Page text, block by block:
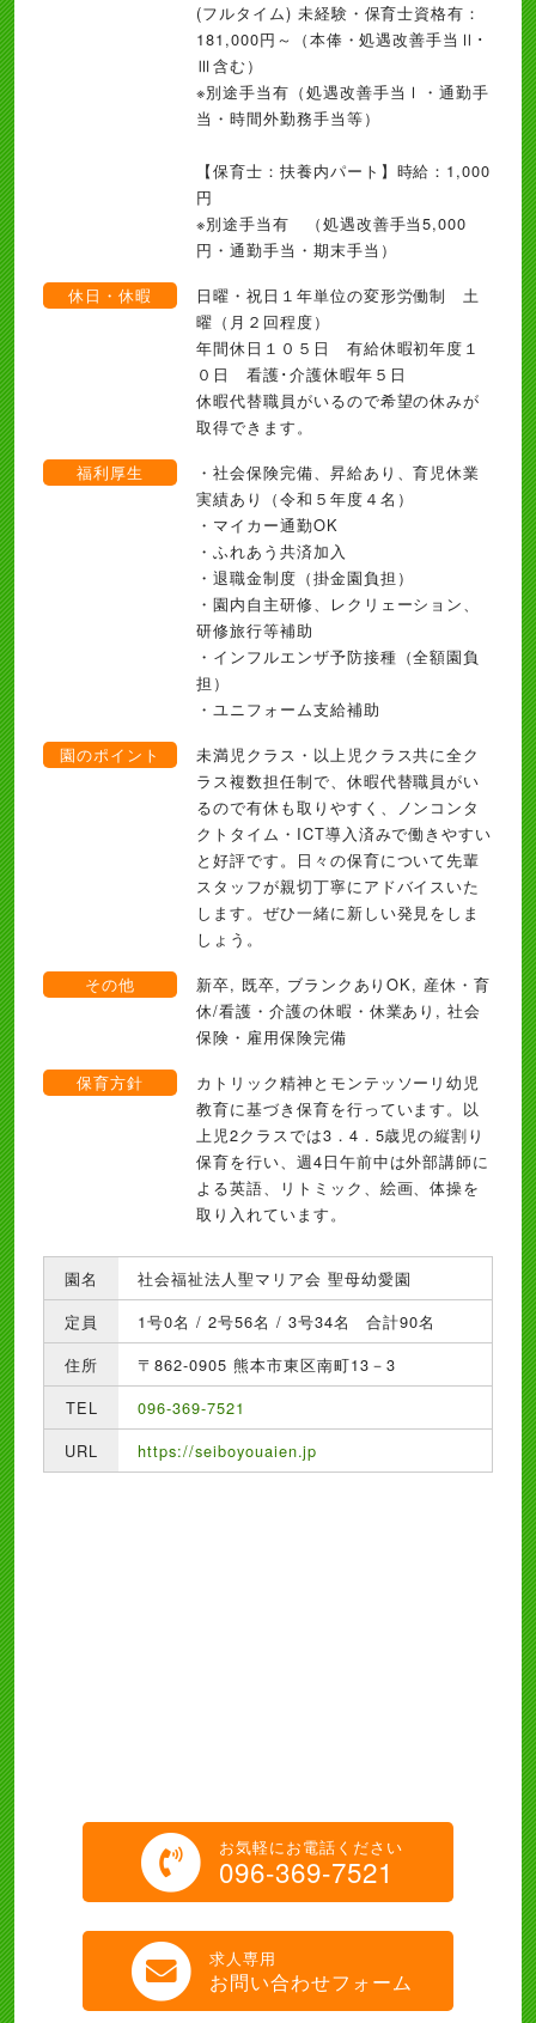
(フルタイム) 未経験・保育士資格有：
181,000円～（本俸・処遇改善手当Ⅱ･
Ⅲ含む）
※別途手当有（処遇改善手当Ⅰ・通勤手
当・時間外勤務手当等）
【保育士：扶養内パート】時給：1,000
円
※別途手当有 （処遇改善手当5,000
円・通勤手当・期末手当）
休日・休暇
日曜・祝日１年単位の変形労働制 土
曜（月２回程度）
年間休日１０５日 有給休暇初年度１
０日 看護･介護休暇年５日
休暇代替職員がいるので希望の休みが
取得できます。
福利厚生
・社会保険完備、昇給あり、育児休業
実績あり（令和５年度４名）
・マイカー通勤OK
・ふれあう共済加入
・退職金制度（掛金園負担）
・園内自主研修、レクリェーション、
研修旅行等補助
・インフルエンザ予防接種（全額園負
担）
・ユニフォーム支給補助
園のポイント
未満児クラス・以上児クラス共に全ク
ラス複数担任制で、休暇代替職員がい
るので有休も取りやすく、ノンコンタ
クトタイム・ICT導入済みで働きやすい
と好評です。日々の保育について先輩
スタッフが親切丁寧にアドバイスいた
します。ぜひ一緒に新しい発見をしま
しょう。
その他
新卒, 既卒, ブランクありOK, 産休・育
休/看護・介護の休暇・休業あり, 社会
保険・雇用保険完備
保育方針
カトリック精神とモンテッソーリ幼児
教育に基づき保育を行っています。以
上児2クラスでは3．4．5歳児の縦割り
保育を行い、週4日午前中は外部講師に
よる英語、リトミック、絵画、体操を
取り入れています。
園名
社会福祉法人聖マリア会 聖母幼愛園
定員
1号0名 / 2号56名 / 3号34名 合計90名
住所
〒862-0905 熊本市東区南町13－3
TEL
096-369-7521
URL
https://seiboyouaien.jp
お気軽にお電話ください
096-369-7521
求人専用
お問い合わせフォーム